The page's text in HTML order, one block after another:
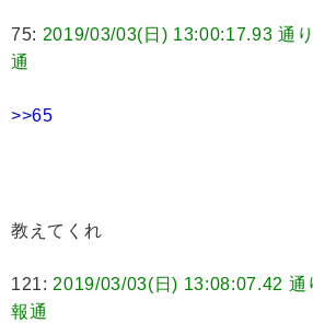
75: 2019/03/03(日) 13:00:17.93 通
通
>>65
教えてくれ
121: 2019/03/03(日) 13:08:07.42 通
報通